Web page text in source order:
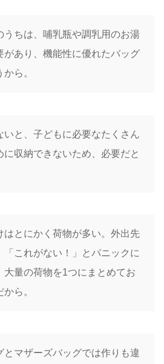
うちは、哺乳瓶や調乳用のお湯
があり、機能性に優れたバッグ
ら。
いと、子どもに必要なたくさん
収納できないため、必要だと
はとにかく荷物が多い。外出先
「これがない！」とパニックに
大量の荷物を1つにまとめてお
ら。
とマザーズバッグでは作りも違